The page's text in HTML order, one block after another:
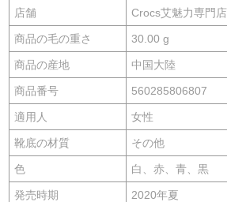
店舗 Crocs艾魅力専門店
商品の毛の重さ 30.00 g
商品の産地 中国大陸
商品番号 560285806807
適用人 女性
靴底の材質 その他
色 白、赤、青、黒
発売時期 2020年夏